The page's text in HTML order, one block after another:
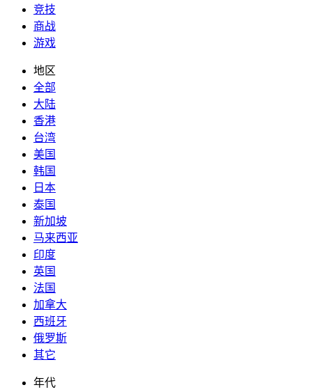
竞技
商战
游戏
地区
全部
大陆
香港
台湾
美国
韩国
日本
泰国
新加坡
马来西亚
印度
英国
法国
加拿大
西班牙
俄罗斯
其它
年代